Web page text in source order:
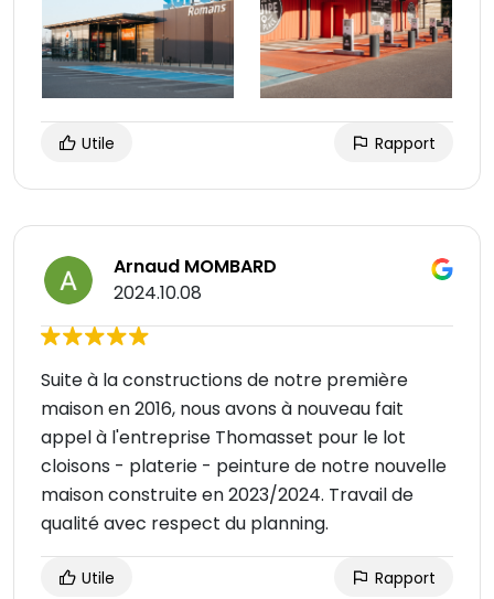
Utile Rapport
Arnaud MOMBARD
2024.10.08
Suite à la constructions de notre première
maison en 2016, nous avons à nouveau fait
appel à l'entreprise Thomasset pour le lot
cloisons - platerie - peinture de notre nouvelle
maison construite en 2023/2024. Travail de
qualité avec respect du planning.
Utile Rapport